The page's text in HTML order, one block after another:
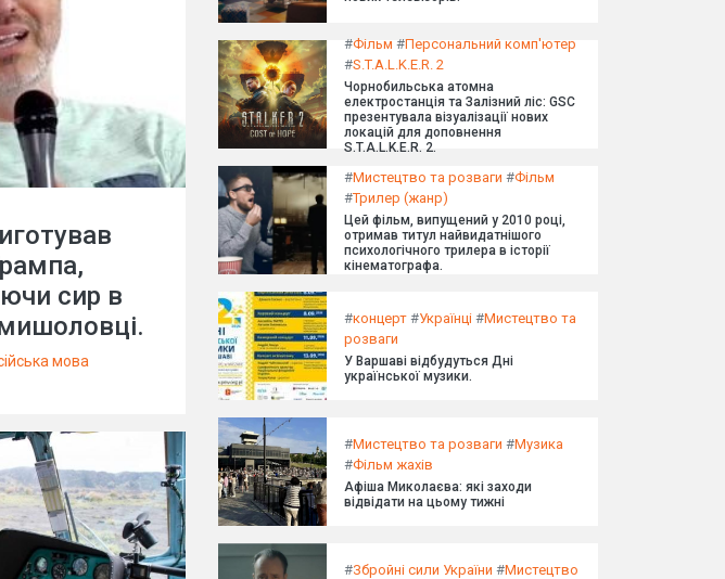
сир в
мова
#Фільм #Персональний комп'ютер
#S.T.A.L.K.E.R. 2
Чорнобильська атомна
електростанція та Залізний ліс: GSC
презентувала візуалізації нових
локацій для доповнення
S.T.A.L.K.E.R. 2.
#Мистецтво та розваги #Фільм
#Трилер (жанр)
Цей фільм, випущений у 2010 році,
отримав титул найвидатнішого
психологічного трилера в історії
кінематографа.
#концерт #Українці #Мистецтво та
розваги
У Варшаві відбудуться Дні
української музики.
#Мистецтво та розваги #Музика
#Фільм жахів
Афіша Миколаєва: які заходи
відвідати на цьому тижні
#Збройні сили України #Мистецтво